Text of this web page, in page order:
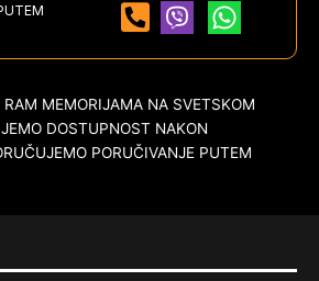
MEMORIJAMA NA SVETSKOM
DOSTUPNOST NAKON
PORUČIVANJE PUTEM